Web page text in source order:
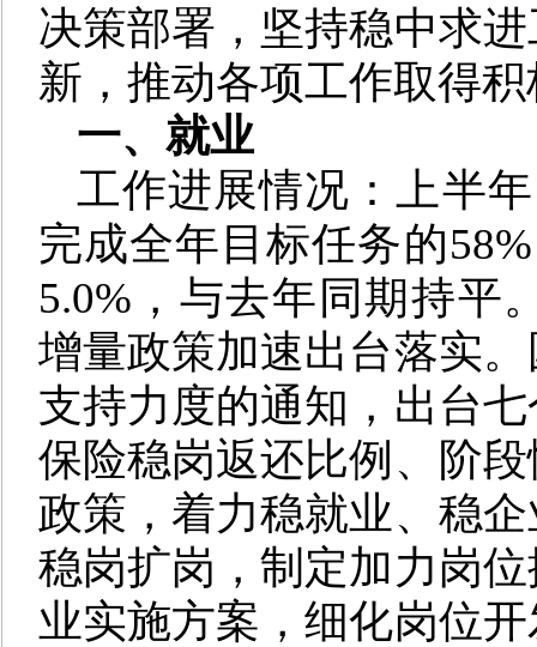
决策部署，坚持稳中求
新，推动各项工作取得
一、就业
工作进展情况：
上半
完成全年目标任务的
5.0%，与去年同期持平
增量政策加速出台落实
支持力度的通知，出台
保险稳岗返还比例、阶
政策，着力稳就业、稳
稳岗扩岗，制定加力岗
业实施方案，细化岗位